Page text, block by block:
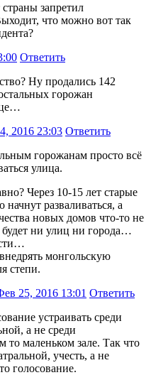
запретил
что можно вот так
Ответить
Ну продались 142
горожан
2016 23:03 Ответить
горожанам просто всё
улица.
Через 10-15 лет старые
разваливаться, а
новых домов что-то не
ни улиц ни города…
монгольскую
степи.
25, 2016 13:01 Ответить
устраивать среди
а не среди
то маленьком зале. Так что
учесть, а не
голосование.